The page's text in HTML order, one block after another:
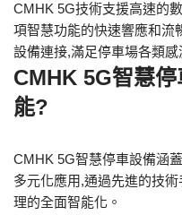
CMHK 5G技術支援高速的
項智慧功能的快速響應和流
設備連接,滿足停車場各類感
CMHK 5G智慧
能?
CMHK 5G智慧停車設備涵
多元化應用,通過先進的技
理的全面智能化。